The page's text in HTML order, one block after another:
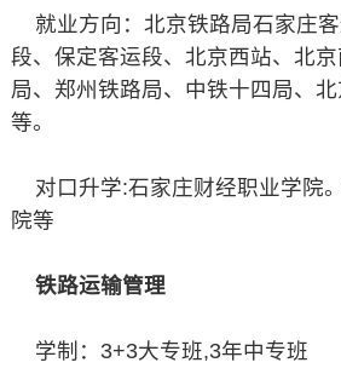
就业方向：北京铁路局石家庄
段、保定客运段、北京西站、北
局、郑州铁路局、中铁十四局、
等。
对口升学:石家庄财经职业学院
院等
铁路运输管理
学制：3+3大专班,3年中专班